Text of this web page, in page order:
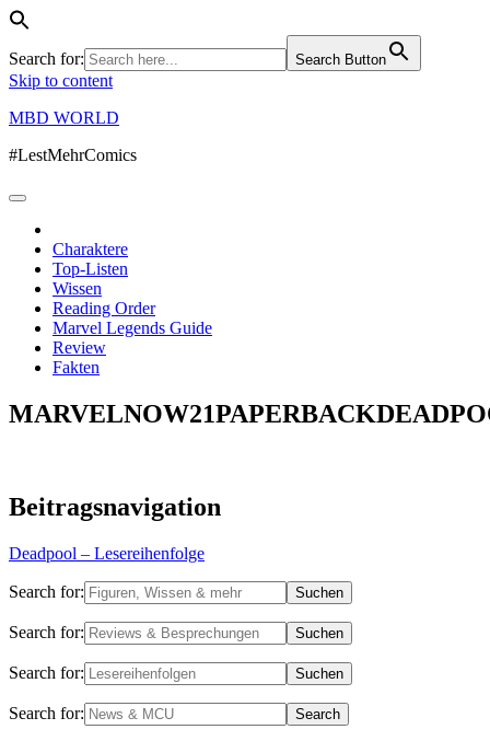
Search for: Search Button
Skip to content
MBD WORLD
#LestMehrComics
Charaktere
Top-Listen
Wissen
Reading Order
Marvel Legends Guide
Review
Fakten
Beitragsnavigation
Deadpool – Lesereihenfolge
Search for:
Search for:
Search for:
Search for: